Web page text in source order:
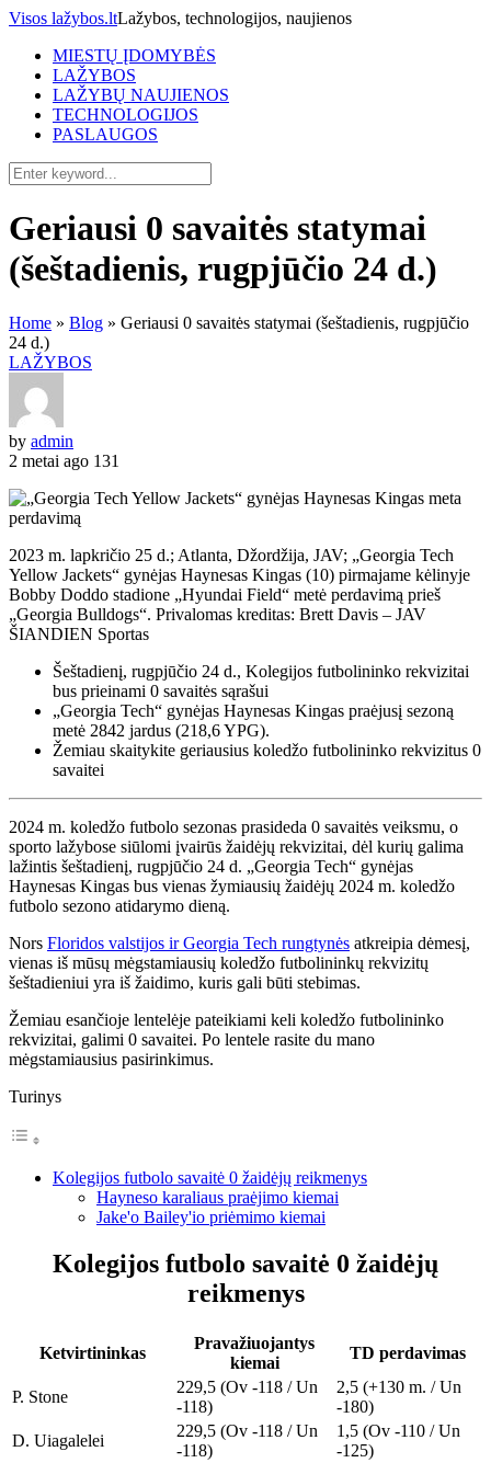
Visos lažybos.ltLažybos, technologijos, naujienos
MIESTŲ ĮDOMYBĖS
LAŽYBOS
LAŽYBŲ NAUJIENOS
TECHNOLOGIJOS
PASLAUGOS
Geriausi 0 savaitės statymai
(šeštadienis, rugpjūčio 24 d.)
Home » Blog » Geriausi 0 savaitės statymai (šeštadienis, rugpjūčio
24 d.)
LAŽYBOS
by admin
2 metai ago 131
2023 m. lapkričio 25 d.; Atlanta, Džordžija, JAV; „Georgia Tech
Yellow Jackets“ gynėjas Haynesas Kingas (10) pirmajame kėlinyje
Bobby Doddo stadione „Hyundai Field“ metė perdavimą prieš
„Georgia Bulldogs“. Privalomas kreditas: Brett Davis – JAV
ŠIANDIEN Sportas
Šeštadienį, rugpjūčio 24 d., Kolegijos futbolininko rekvizitai
bus prieinami 0 savaitės sąrašui
„Georgia Tech“ gynėjas Haynesas Kingas praėjusį sezoną
metė 2842 jardus (218,6 YPG).
Žemiau skaitykite geriausius koledžo futbolininko rekvizitus 0
savaitei
2024 m. koledžo futbolo sezonas prasideda 0 savaitės veiksmu, o
sporto lažybose siūlomi įvairūs žaidėjų rekvizitai, dėl kurių galima
lažintis šeštadienį, rugpjūčio 24 d. „Georgia Tech“ gynėjas
Haynesas Kingas bus vienas žymiausių žaidėjų 2024 m. koledžo
futbolo sezono atidarymo dieną.
Nors Floridos valstijos ir Georgia Tech rungtynės atkreipia dėmesį,
vienas iš mūsų mėgstamiausių koledžo futbolininkų rekvizitų
šeštadieniui yra iš žaidimo, kuris gali būti stebimas.
Žemiau esančioje lentelėje pateikiami keli koledžo futbolininko
rekvizitai, galimi 0 savaitei. Po lentele rasite du mano
mėgstamiausius pasirinkimus.
Turinys
Kolegijos futbolo savaitė 0 žaidėjų reikmenys
Hayneso karaliaus praėjimo kiemai
Jake'o Bailey'io priėmimo kiemai
Kolegijos futbolo savaitė 0 žaidėjų
reikmenys
Ketvirtininkas
Pravažiuojantys
kiemai
TD perdavimas
P. Stone
229,5 (Ov -118 / Un
-118)
2,5 (+130 m. / Un
-180)
D. Uiagalelei
229,5 (Ov -118 / Un
-118)
1,5 (Ov -110 / Un
-125)